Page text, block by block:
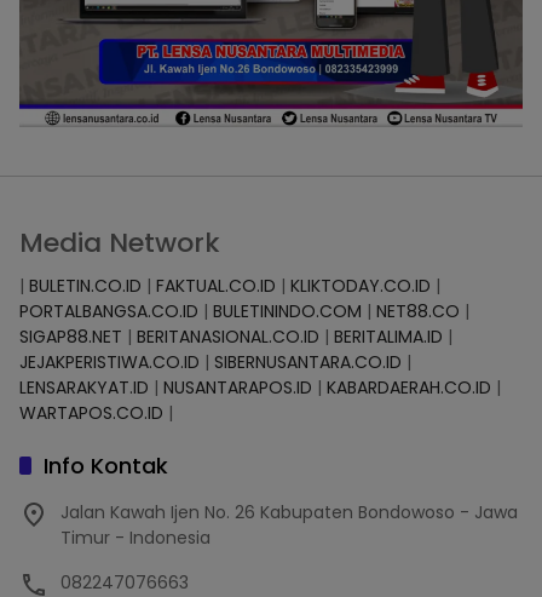
Media Network
| BULETIN.CO.ID | FAKTUAL.CO.ID | KLIKTODAY.CO.ID |
PORTALBANGSA.CO.ID | BULETININDO.COM | NET88.CO |
SIGAP88.NET | BERITANASIONAL.CO.ID | BERITALIMA.ID |
JEJAKPERISTIWA.CO.ID | SIBERNUSANTARA.CO.ID |
LENSARAKYAT.ID | NUSANTARAPOS.ID | KABARDAERAH.CO.ID |
WARTAPOS.CO.ID |
Info Kontak
Jalan Kawah Ijen No. 26 Kabupaten Bondowoso - Jawa
Timur - Indonesia
082247076663